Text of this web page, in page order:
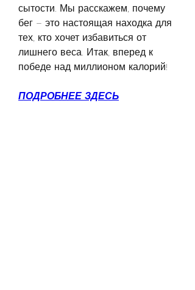
сытости. Мы расскажем, почему
бег – это настоящая находка для
тех, кто хочет избавиться от
лишнего веса. Итак, вперед к
победе над миллионом калорий!
ПОДРОБНЕЕ ЗДЕСЬ